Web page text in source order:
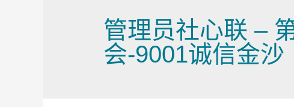
管理员社心联 –
会-9001诚信金沙